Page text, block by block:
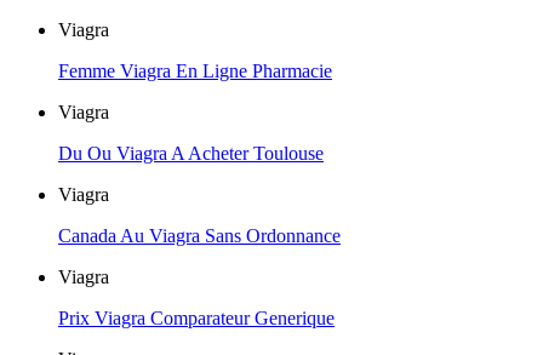
Viagra
Femme Viagra En Ligne Pharmacie
Viagra
Du Ou Viagra A Acheter Toulouse
Viagra
Canada Au Viagra Sans Ordonnance
Viagra
Prix Viagra Comparateur Generique